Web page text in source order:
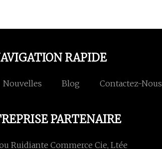
RAPIDE
Nouvelles Blog Contactez-Nous
PARTENAIRE
Ruidiante Commerce Cie, Ltée